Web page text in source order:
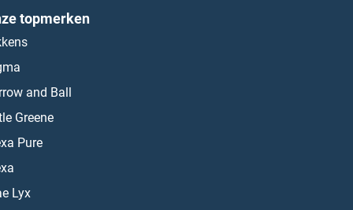
topmerken
and Ball
Greene
Pure
Lyx